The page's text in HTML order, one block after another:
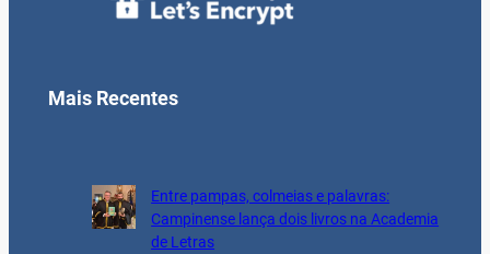
Mais Recentes
Entre pampas, colmeias e palavras:
Campinense lança dois livros na Academia
de Letras